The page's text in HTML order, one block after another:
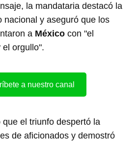
la mandataria destacó la
nacional y aseguró que los
a México con "el
el orgullo".
a nuestro canal
el triunfo despertó la
de aficionados y demostró